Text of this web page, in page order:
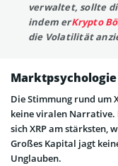
verwaltet, sollte
indem erKrypto
die Volatilität
Marktpsychologie
Die Stimmung rund um
keine viralen Narrative.
sich XRP am stärksten,
Großes Kapital jagt
Unglauben.